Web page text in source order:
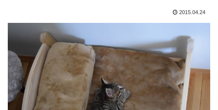
2015.04.24